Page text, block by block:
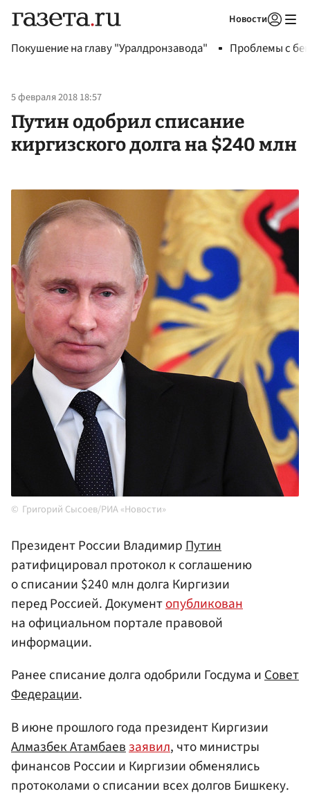
Новости
Покушение на главу "Уралдронзавода" Проблемы с
5 февраля 2018 18:57
Путин одобрил списание
киргизского долга на $240 млн
Григорий Сысоев/РИА «Новости»
Президент России ВладимирПутин
ратифицировал протокол к соглашению
о списании $240 млн долга Киргизии
перед Россией. Документопубликован
на официальном портале правовой
информации.
Ранее списание долга одобрили Госдума иСовет
Федерации.
В июне прошлого года президент Киргизии
Алмазбек Атамбаев заявил, что министры
финансов России и Киргизии обменялись
протоколами о списании всех долгов Бишкеку.